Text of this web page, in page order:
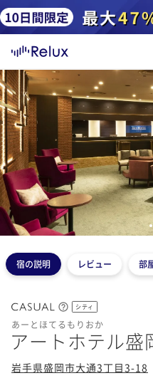
1
宿の説明 レビュー 部
シティ
あーとほてるもりおか
アートホテル盛
岩手県盛岡市大通3丁目3-18